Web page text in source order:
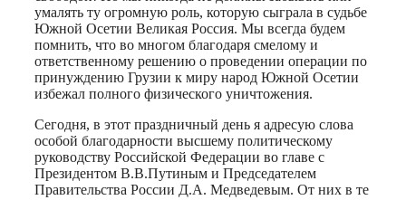
умалять ту огромную роль, которую сыграла в судьбе
Южной Осетии Великая Россия. Мы всегда будем
помнить, что во многом благодаря смелому и
ответственному решению о проведении операции по
принуждению Грузии к миру народ Южной Осетии
избежал полного физического уничтожения.
Сегодня, в этот праздничный день я адресую слова
особой благодарности высшему политическому
руководству Российской Федерации во главе с
Президентом В.В.Путиным и Председателем
Правительства России Д.А. Медведевым. От них в те